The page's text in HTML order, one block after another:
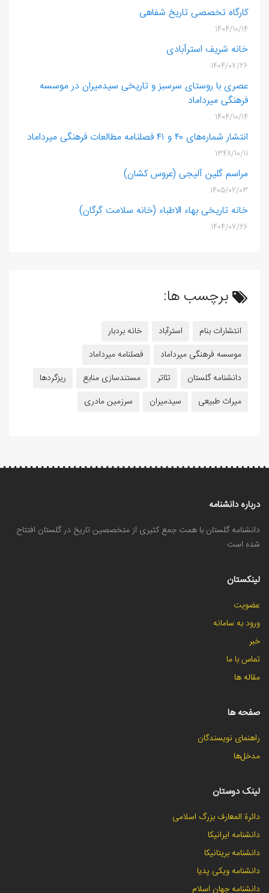
کارگاه تخصصی تاریخ شفاهی
1404/10/14
خانه شریف‌ استرآبادی
1404/07/26
عصری با روستای سرسبز و تاریخی سیدمیران در موسسه
فرهنگی میرداماد
1404/10/14
انتشار شماره‌های ۴۰ و ۴۱ فصلنامه مطالعات فرهنگی میرداماد
1348/10/11
مراسم گلین ‌آلیجی (عروس‌ کشان)
1405/02/03
خانه تاریخی بهاء الاطباء (خانه سلامت گرگان)
1404/07/26
برچسب ها:
انتشارات بنام استرآباد
خانه بردبار
موسسه فرهنگی میرداماد
فصلنامه میرداماد
دانشنامه گلستان
تئاتر مستندسازی منابع
ریزگردها
میراث طبیعی
سیدمیران سرزمین مادری
درباره دانشنامه
دانشنامه گلستان با همت جمع کثیری از متخصصین تاریخ در گلستان افتتاح
شده است
لینکستان
عضویت
ورود به سامانه
خبر
تماس با ما
مقاله ها
صفحه ها
راهنمای نویسندگان
مدخل‌ها
لینک دوستان
دائرة المعارف بزرگ اسلامی
دانشنامه ایرانیکا
دانشنامه بریتانیکا
دانشنامه ویکی پدیا
دانشنامه جهان اسلام